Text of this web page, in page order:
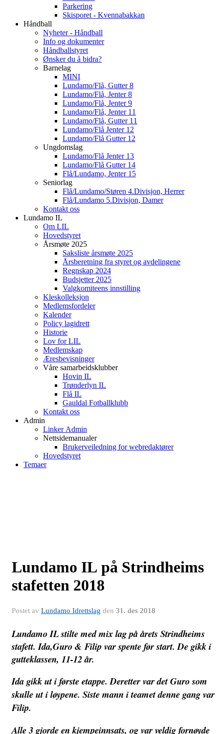
Parkering
Skisporet - Kvennabakkan
Håndball
Nyheter - Håndball
Info og dokumenter
Håndballstyret
Ønsker du å bidra?
Barnelag
MINI
Lundamo/Flå, Gutter 8
Lundamo/Flå, Jenter 8
Lundamo/Flå, Jenter 9
Lundamo/Flå, Jenter 11
Lundamo/Flå, Gutter 11
Lundamo/Flå Jenter 12
Lundamo/Flå Gutter 12
Ungdomslag
Lundamo/Flå Jenter 13
Lundamo/Flå Gutter 14
Flå/Lundamo, Jenter 15
Seniorlag
Flå/Lundamo/Støren 4.Divisjon, Herrer
Flå/Lundamo 5.Divisjon, Damer
Kontakt oss
Lundamo IL
Om LIL
Hovedstyret
Årsmøte 2025
Saksliste årsmøte 2025
Årsberetning fra styret og avdelingene
Regnskap 2024
Budsjetter 2025
Valgkomiteens innstilling
Kleskolleksjon
Medlemsfordeler
Kalender
Policy lagidrett
Historie
Lov for LIL
Medlemskap
Æresbevisninger
Våre samarbeidsklubber
Hovin IL
Trønderlyn IL
Flå IL
Gauldal Fotballklubb
Kontakt oss
Admin
Linker Admin
Nettsidemanualer
Brukerveiledning for webredaktører
Hovedstyret
Temaer
Lundamo IL på Strindheims
stafetten 2018
Postet av Lundamo Idrettslag den 31. des 2018
Lundamo IL stilte med mix lag på årets Strindheims
stafett. Ida,Guro & Filip var spente før start. De gikk i
gutteklassen, 11-12 år.
Ida gikk ut i første etappe. Deretter var det Guro som
skulle ut i løypene. Siste mann i teamet denne gang var
Filip.
Alle 3 gjorde en kjempeinnsats, og var veldig fornøyde